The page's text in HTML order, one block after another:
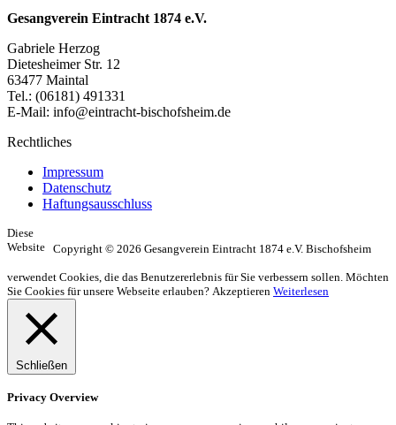
Gesangverein Eintracht 1874 e.V.
Gabriele Herzog
Dietesheimer Str. 12
63477 Maintal
Tel.: (06181) 491331
E-Mail: info@eintracht-bischofsheim.de
Rechtliches
Impressum
Datenschutz
Haftungsausschluss
Copyright © 2026 Gesangverein Eintracht 1874 e.V. Bischofsheim
Diese
Website
verwendet Cookies, die das Benutzererlebnis für Sie verbessern sollen. Möchten
Sie Cookies für unsere Webseite erlauben? Akzeptieren Weiterlesen
Schließen
Privacy Overview